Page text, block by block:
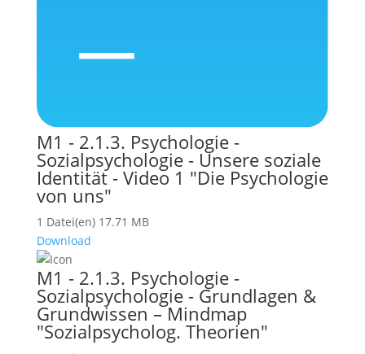
M1 - 2.1.3. Psychologie -
Sozialpsychologie - Unsere soziale
Identität - Video 1 "Die Psychologie
von uns"
1 Datei(en) 17.71 MB
Download
M1 - 2.1.3. Psychologie -
Sozialpsychologie - Grundlagen &
Grundwissen – Mindmap
"Sozialpsycholog. Theorien"